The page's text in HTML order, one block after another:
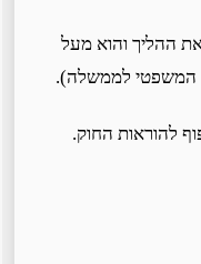
ההליך והוא מעל